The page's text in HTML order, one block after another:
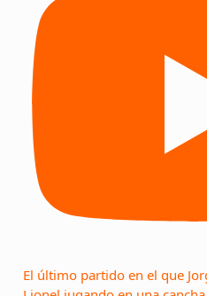
El último partido en el que